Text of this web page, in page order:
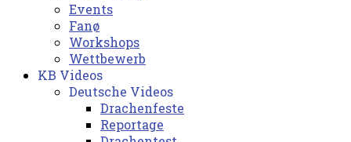
Events
Fanø
Workshops
Wettbewerb
KB Videos
Deutsche Videos
Drachenfeste
Reportage